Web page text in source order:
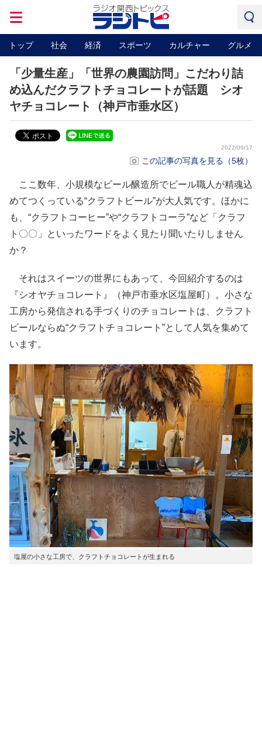
トップ 社会 経済 スポーツ カルチャー グルメ
「少量生産」「世界の農園訪問」こだわり詰
め込んだクラフトチョコレートが話題 シオ
ヤチョコレート（神戸市垂水区）
2022/09/17
この記事の写真を見る（5枚）
ここ数年、小規模なビール醸造所でビール職人が精魂込
めてつくっている“クラフトビール”が大人気です。ほかに
も、“クラフトコーヒー”や“クラフトコーラ”など「クラフ
ト〇〇」といったワードをよく見たり聞いたりしません
か？
それはスイーツの世界にもあって、今回紹介するのは
『シオヤチョコレート』（神戸市垂水区塩屋町）。小さな
工房から発信される手づくりのチョコレートは、クラフト
ビールならぬ“クラフトチョコレート”として人気を集めて
います。
塩屋の小さな工房で、クラフトチョコレートが生まれる